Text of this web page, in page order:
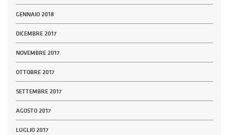
GENNAIO 2018
DICEMBRE 2017
NOVEMBRE 2017
OTTOBRE 2017
SETTEMBRE 2017
AGOSTO 2017
LUGLIO 2017